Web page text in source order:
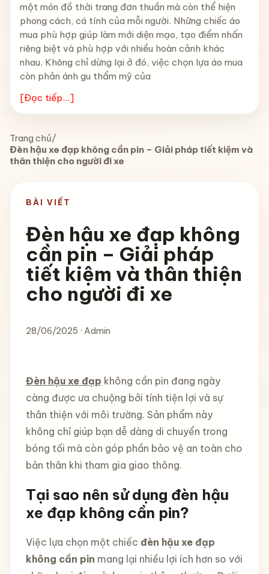
một món đồ thời trang đơn thuần mà còn thể hiện
phong cách, cá tính của mỗi người. Những chiếc áo
mua phù hợp giúp làm mới diện mạo, tạo điểm nhấn
riêng biệt và phù hợp với nhiều hoàn cảnh khác
nhau. Không chỉ dừng lại ở đó, việc chọn lựa áo mua
còn phản ánh gu thẩm mỹ của
[Đọc tiếp...]
Trang chủ/
Đèn hậu xe đạp không cần pin – Giải pháp tiết kiệm và
thân thiện cho người đi xe
BÀI VIẾT
Đèn hậu xe đạp không
cần pin – Giải pháp
tiết kiệm và thân thiện
cho người đi xe
28/06/2025 · Admin
Đèn hậu xe đạp không cần pin đang ngày
càng được ưa chuộng bởi tính tiện lợi và sự
thân thiện với môi trường. Sản phẩm này
không chỉ giúp bạn dễ dàng di chuyển trong
bóng tối mà còn góp phần bảo vệ an toàn cho
bản thân khi tham gia giao thông.
Tại sao nên sử dụng đèn hậu
xe đạp không cần pin?
Việc lựa chọn một chiếc đèn hậu xe đạp
không cần pin mang lại nhiều lợi ích hơn so với